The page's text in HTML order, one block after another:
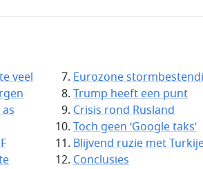
veel
Eurozone
Trump heeft een punt
Crisis rond Rusland
Toch geen ‘Google taks’
Blijvend ruzie met
Conclusies